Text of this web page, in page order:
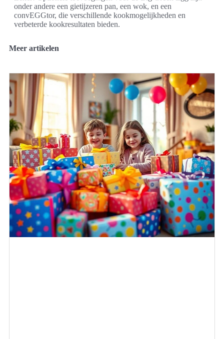
onder andere een gietijzeren pan, een wok, en een
convEGGtor, die verschillende kookmogelijkheden en
verbeterde kookresultaten bieden.
Meer artikelen